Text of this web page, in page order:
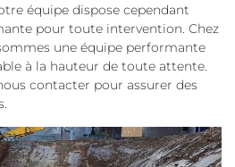
équipe dispose cependant
pour toute intervention. Chez
une équipe performante
à la hauteur de toute attente.
contacter pour assurer des